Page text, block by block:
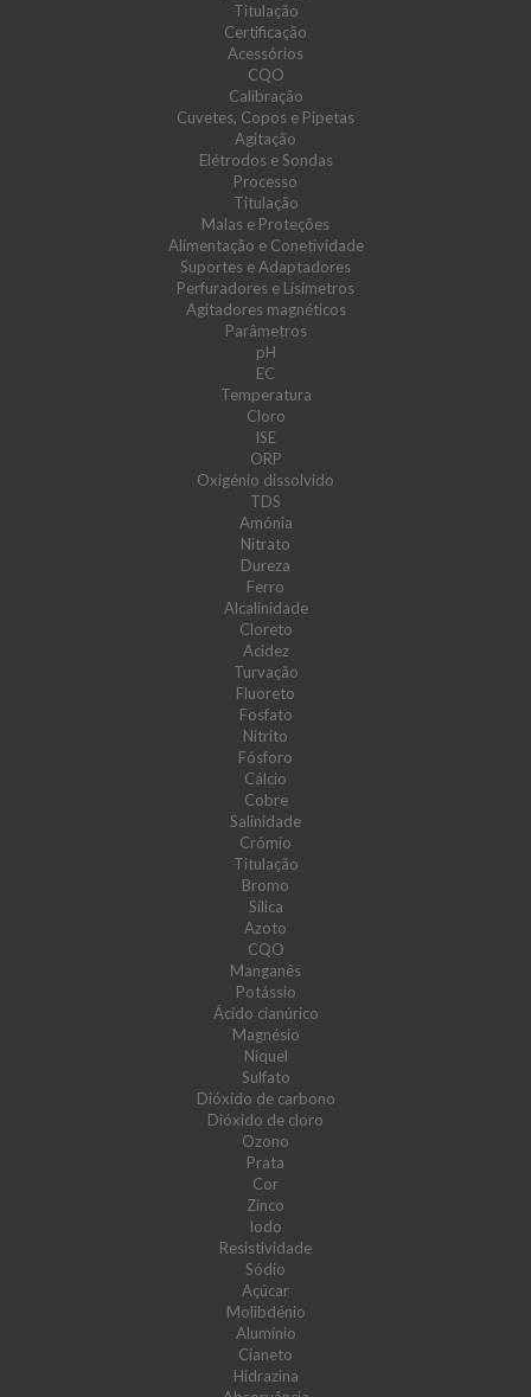
Titulação
Certificação
Acessórios
CQO
Calibração
Cuvetes, Copos e Pipetas
Agitação
Elétrodos e Sondas
Processo
Titulação
Malas e Proteções
Alimentação e Conetividade
Suportes e Adaptadores
Perfuradores e Lisímetros
Agitadores magnéticos
Parâmetros
pH
EC
Temperatura
Cloro
ISE
ORP
Oxigénio dissolvido
TDS
Amónia
Nitrato
Dureza
Ferro
Alcalinidade
Cloreto
Acidez
Turvação
Fluoreto
Fosfato
Nitrito
Fósforo
Cálcio
Cobre
Salinidade
Crómio
Titulação
Bromo
Sílica
Azoto
CQO
Manganês
Potássio
Ácido cianúrico
Magnésio
Níquel
Sulfato
Dióxido de carbono
Dióxido de cloro
Ozono
Prata
Cor
Zinco
Iodo
Resistividade
Sódio
Açúcar
Molibdénio
Alumínio
Cianeto
Hidrazina